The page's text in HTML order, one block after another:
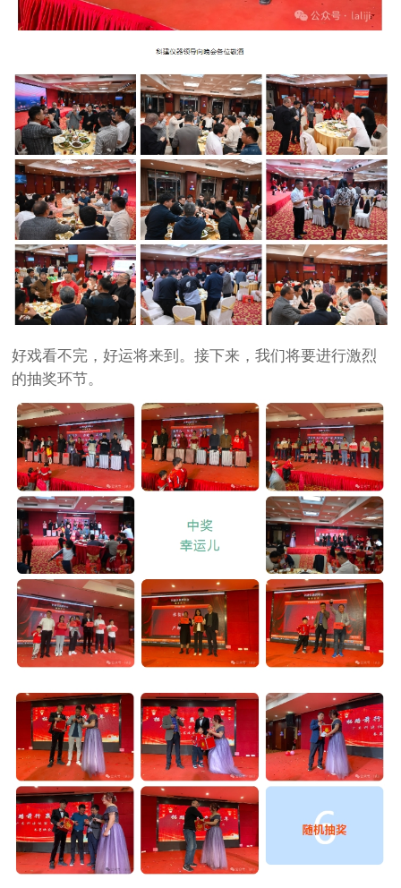
好戏看不完，好运将来到。接下来，我们将要进行激烈
的抽奖环节。